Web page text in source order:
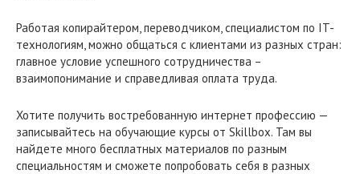
Работая копирайтером, переводчиком, специалистом по IT-
технологиям, можно общаться с клиентами из разных стран:
главное условие успешного сотрудничества –
взаимопонимание и справедливая оплата труда.
Хотите получить востребованную интернет профессию —
записывайтесь на обучающие курсы от Skillbox. Там вы
найдете много бесплатных материалов по разным
специальностям и сможете попробовать себя в разных